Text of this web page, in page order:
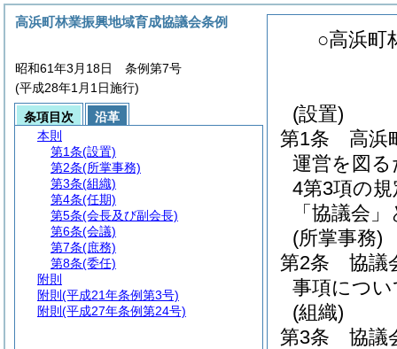
○高浜町
(設置)
第1条
高浜
運営を図
4第3項の
「協議会
(所掌事務)
第2条
協議
事項につ
(組織)
第3条
協議
高浜町林業振興地域育成協議会条例
昭和61年3月18日 条例第7号
(平成28年1月1日施行)
条項目次
沿革
本則
第1条(設置)
第2条(所掌事務)
第3条(組織)
第4条(任期)
第5条(会長及び副会長)
第6条(会議)
第7条(庶務)
第8条(委任)
附則
附則 (平成21年条例第3号)
附則 (平成27年条例第24号)